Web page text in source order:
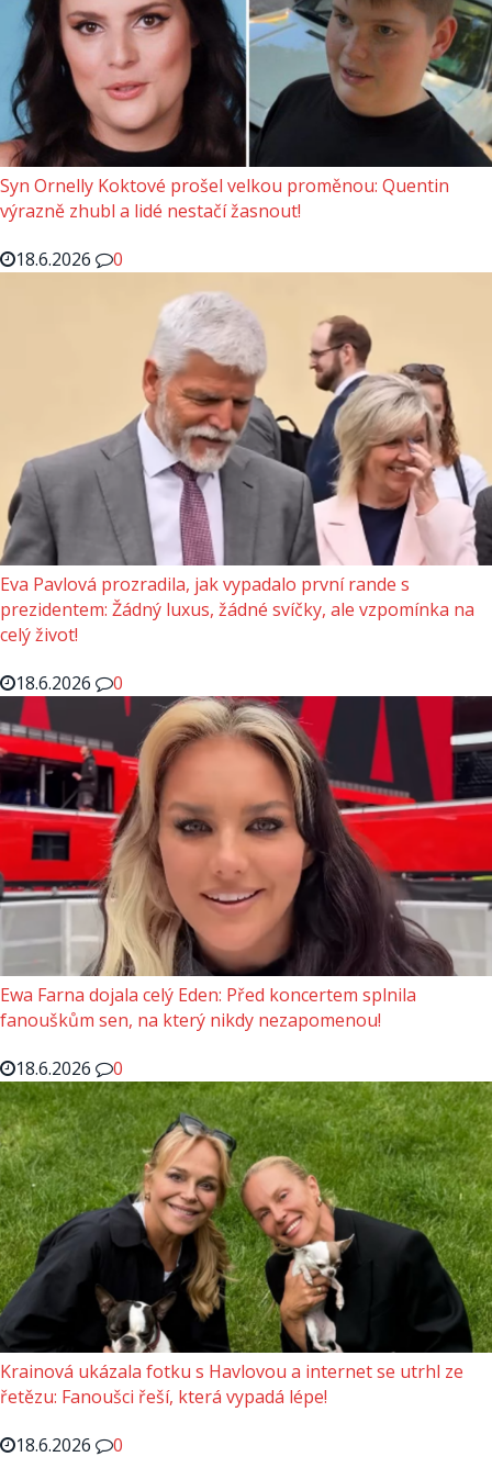
Syn Ornelly Koktové prošel velkou proměnou: Quentin
výrazně zhubl a lidé nestačí žasnout!
18.6.2026
0
Eva Pavlová prozradila, jak vypadalo první rande s
prezidentem: Žádný luxus, žádné svíčky, ale vzpomínka na
celý život!
18.6.2026
0
Ewa Farna dojala celý Eden: Před koncertem splnila
fanouškům sen, na který nikdy nezapomenou!
18.6.2026
0
Krainová ukázala fotku s Havlovou a internet se utrhl ze
řetězu: Fanoušci řeší, která vypadá lépe!
18.6.2026
0